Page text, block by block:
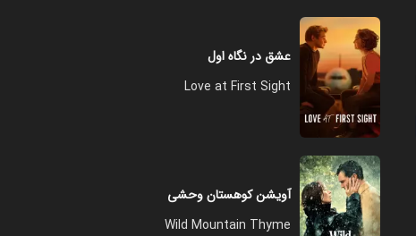
عشق در نگاه اول
Love at First Sight
آویشن کوهستان وحشی
Wild Mountain Thyme